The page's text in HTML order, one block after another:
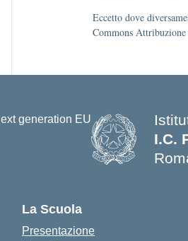
Eccetto dove
Commons
I.C.
La Scuola
Presentazione